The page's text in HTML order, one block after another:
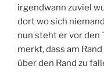
irgendwann zuviel
dort wo sich
nun steht er vor den
merkt, dass am
über den Rand zu